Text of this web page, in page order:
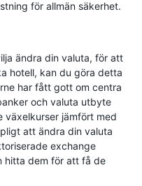
för allmän säkerhet.
ändra din valuta, för att
hotell, kan du göra detta
har fått gott om centra
och valuta utbyte
växelkurser jämfört med
att ändra din valuta
exchange
hitta dem för att få de